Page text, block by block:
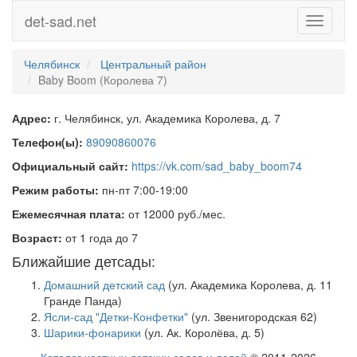
Toggle
det-sad.net
Челябинск
Центральный район
Baby Boom (Королева 7)
Адрес: г. Челябинск, ул. Академика Королева, д. 7
Телефон(ы): 89090860076
Официальный сайт: https://vk.com/sad_baby_boom74
Режим работы: пн-пт 7:00-19:00
Ежемесячная плата: от 12000 руб./мес.
Возраст: от 1 года до 7
Ближайшие детсады:
Домашний детский сад (ул. Академика Королева, д. 11
Гранде Панда)
Ясли-сад "Детки-Конфетки" (ул. Звенигородская 62)
Шарики-фонарики (ул. Ак. Королёва, д. 5)